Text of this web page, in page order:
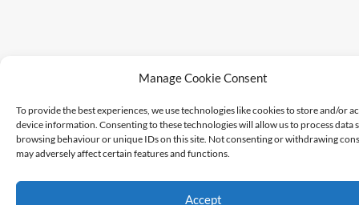
Manage Cookie Consent
To provide the best experiences, we use technologies like cookies to store and/or
device information. Consenting to these technologies will allow us to process data
browsing behaviour or unique IDs on this site. Not consenting or withdrawing
may adversely affect certain features and functions.
Accept